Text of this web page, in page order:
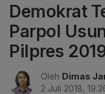
Demokrat
Parpol
Pilpres
Oleh Dimas
2 Juli 2018,